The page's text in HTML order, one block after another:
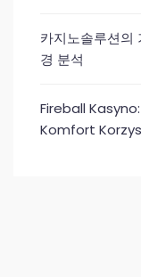
카지노솔루션의
경 분석
Fireball
Komfort